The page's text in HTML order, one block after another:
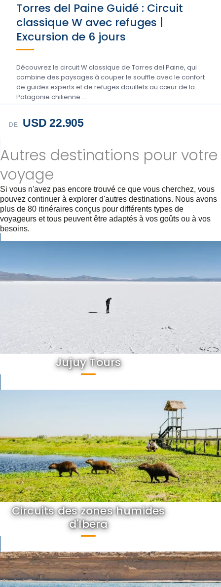
Torres del Paine Guidé : Circuit
classique W avec refuges |
Excursion de 6 jours
Découvrez le circuit W classique de Torres del Paine, qui
combine des paysages à couper le souffle avec le confort
de guides experts et de refuges douillets au cœur de la
Patagonie chilienne....
DE USD 22.905
Autres destinations pour votre
voyage
Si vous n'avez pas encore trouvé ce que vous cherchez, vous
pouvez continuer à explorer d'autres destinations. Nous avons
plus de 80 itinéraires conçus pour différents types de
voyageurs et tous peuvent être adaptés à vos goûts ou à vos
besoins.
Jujuy Tours
Circuits des zones humides
d'Ibera